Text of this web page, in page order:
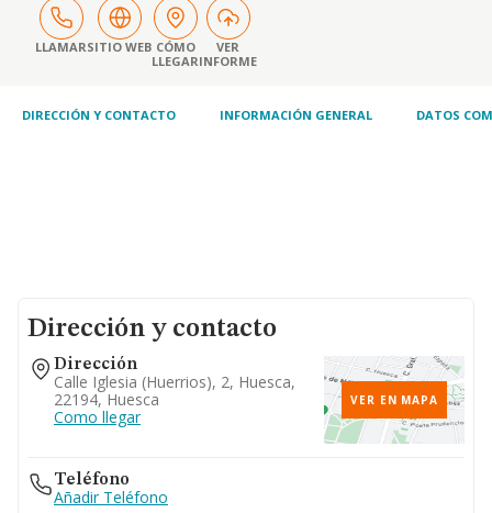
LLAMARSITIO WEB CÓMO
LLEGAR
VER
INFORME
DIRECCIÓN Y CONTACTO INFORMACIÓN GENERAL DATOS
Dirección y contacto
Dirección
Calle Iglesia (huerrios), 2, Huesca,
22194, Huesca
Como llegar
VER EN MAPA
Teléfono
Añadir Teléfono